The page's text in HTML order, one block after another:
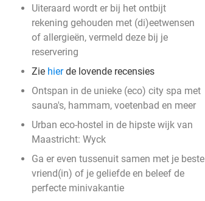
Uiteraard wordt er bij het ontbijt
rekening gehouden met (di)eetwensen
of allergieën, vermeld deze bij je
reservering
Zie hierde lovende recensies
Ontspan in de unieke (eco) city spa met
sauna's, hammam, voetenbad en meer
Urban eco-hostel in de hipste wijk van
Maastricht: Wyck
Ga er even tussenuit samen met je beste
vriend(in) of je geliefde en beleef de
perfecte minivakantie